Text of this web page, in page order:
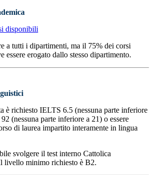
disponibili
a tutti i dipartimenti, ma il 75% dei corsi
essere erogato dallo stesso dipartimento.
è richiesto IELTS 6.5 (nessuna parte inferiore
(nessuna parte inferiore a 21) o essere
di laurea impartito interamente in lingua
svolgere il test interno Cattolica
livello minimo richiesto è B2.